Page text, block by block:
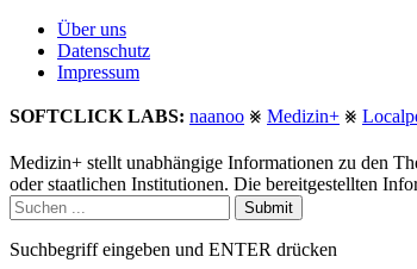
Über uns
Datenschutz
Impressum
SOFTCLICK LABS: naanoo ⨳ Medizin+ ⨳
Medizin+ stellt unabhängige Informationen zu den
oder staatlichen Institutionen. Die bereitgestellten
Submit
Suchbegriff eingeben und ENTER drücken